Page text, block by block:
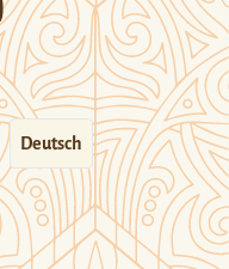
Deutsch